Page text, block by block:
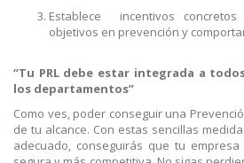
Establece incentivos
objetivos en prevención y
“Tu PRL debe estar integrada a
los departamentos”
Como ves, poder conseguir una
de tu alcance. Con estas sencillas
adecuado, conseguirás que tu